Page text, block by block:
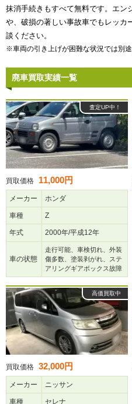
抹消手続きもすべて無料です。エン
や、破損の著しい事故車でもレッカ
談ください。
※車両の引き上げが困難な状況では別
廃車買取実績一覧
査定UP中！
買取価格 11,000円
メーカー ホンダ
車種 Z
年式 2000年/平成12年
車の状態
走行可能、車検切れ、外装
傷多数、塗装剥がれ、ステ
アリングギアボックス故障
高価買取中
買取価格 32,000円
メーカー ニッサン
車種 セレナ